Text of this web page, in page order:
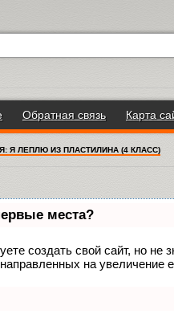
Обратная связь Карта
Я ЛЕПЛЮ ИЗ ПЛАСТИЛИНА (4 КЛАСС)
места?
создать свой сайт, но не
на увеличение